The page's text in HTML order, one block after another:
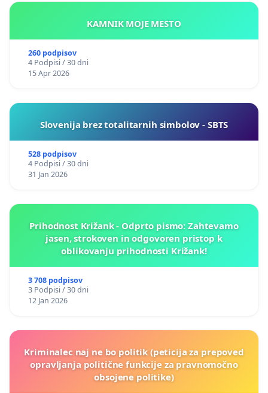
KAMNIK MOJE MESTO
260 podpisov
4 Podpisi / 30 dni
15 Apr 2026
Slovenija brez totalitarnih simbolov - SBTS
528 podpisov
4 Podpisi / 30 dni
31 Jan 2026
Prihodnost Križank - Odprto pismo: Zahtevamo
jasen, strokoven in odgovoren pristop k
oblikovanju prihodnosti Križank!
3 708 podpisov
3 Podpisi / 30 dni
12 Jan 2026
Kriminalec naj ne bo politik (peticija za prepoved
opravljanja politične funkcije za pravnomočno
obsojene politike)